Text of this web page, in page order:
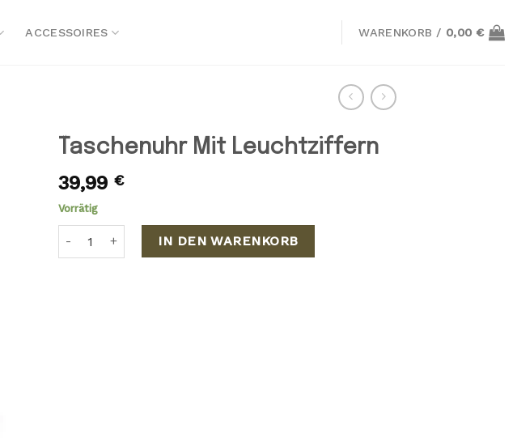
ACCESSOIRES WARENKORB / 0,00 €
Taschenuhr Mit Leuchtziffern
39,99 €
Vorrätig
Taschenuhr Mit Leuchtziffern Menge
IN DEN WARENKORB